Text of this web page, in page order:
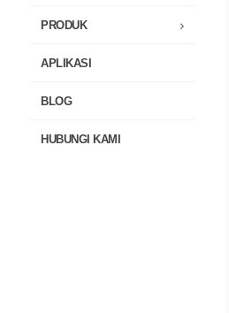
PRODUK
APLIKASI
BLOG
HUBUNGI KAMI